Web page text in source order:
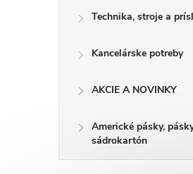
Technika, stroje a
Kancelárske potreby
AKCIE A NOVINKY
Americké pásky,
sádrokartón